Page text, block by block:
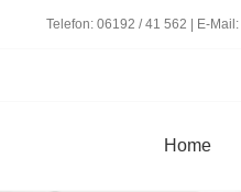
Telefon: 06192 / 41 562 | E-Mail:
Home